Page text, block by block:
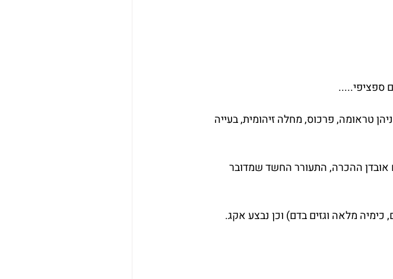
ספציפי.....
טראומה, פרכוס, מחלה זיהומית, בעייה
אובדן ההכרה, התעורר החשד שמדובר
מלאה וגזים בדם) וכן נבצע אקג.